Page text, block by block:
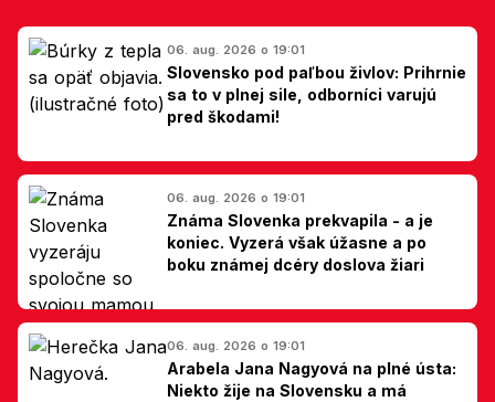
06. aug. 2026 o 19:01
Slovensko pod paľbou živlov: Prihrnie
sa to v plnej sile, odborníci varujú
pred škodami!
06. aug. 2026 o 19:01
Známa Slovenka prekvapila - a je
koniec. Vyzerá však úžasne a po
boku známej dcéry doslova žiari
06. aug. 2026 o 19:01
Arabela Jana Nagyová na plné ústa:
Niekto žije na Slovensku a má